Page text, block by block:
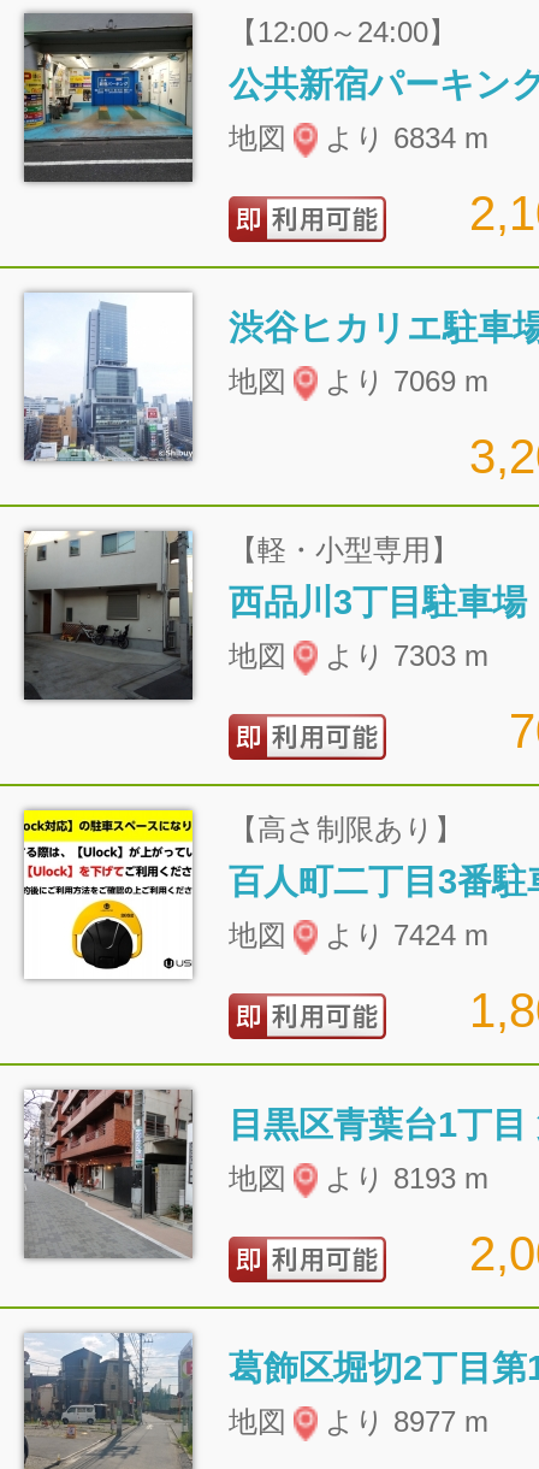
【12:00～24:00】
公共新宿パーキン
地図 より 6834 m
渋谷ヒカリエ駐車
地図 より 7069 m
【軽・小型専用】
西品川3丁目駐車場
地図 より 7303 m
【高さ制限あり】
百人町二丁目3番駐
地図 より 7424 m
目黒区青葉台1丁
地図 より 8193 m
葛飾区堀切2丁目第
地図 より 8977 m